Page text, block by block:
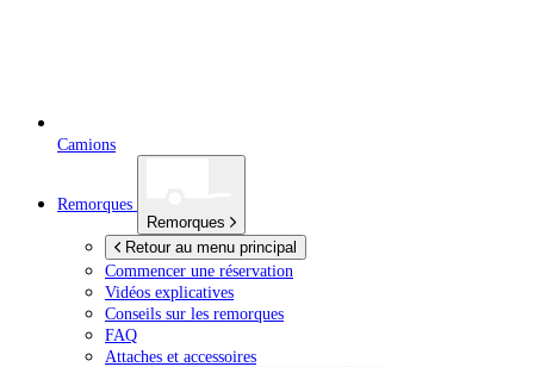
Camions
Remorques
Remorques
Retour au menu principal
Commencer une réservation
Vidéos explicatives
Conseils sur les remorques
FAQ
Attaches et accessoires